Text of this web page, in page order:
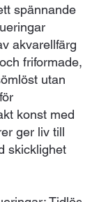
spännande
akvarellfärg
friformade,
utan
konst med
ger liv till
skicklighet